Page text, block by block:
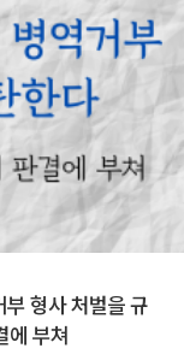
형사 처벌을 규
에 부쳐